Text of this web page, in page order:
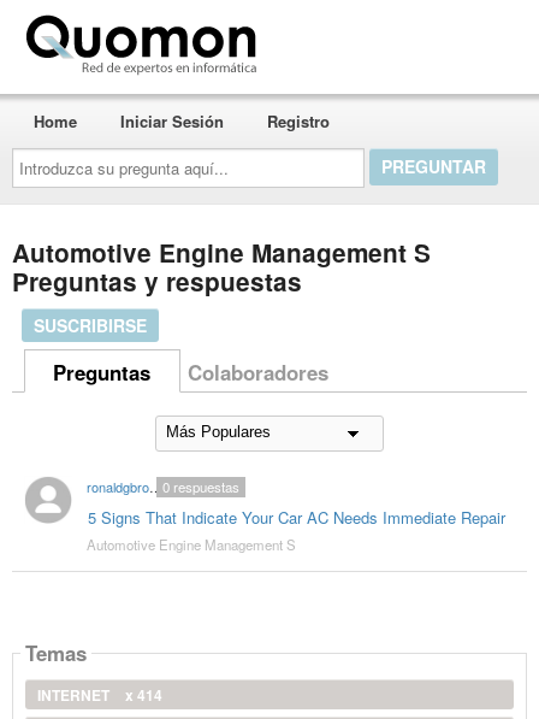
Introduzca
su
pregunta
aquí...
Home Iniciar Sesión Registro
Automotive Engine Management S
Preguntas y respuestas
SUSCRIBIRSE
Preguntas Colaboradores
ronaldgbrown84
5 Signs That Indicate Your Car AC Needs Immediate Repair
0respuestas
Automotive Engine Management S
Temas
INTERNET
x 414